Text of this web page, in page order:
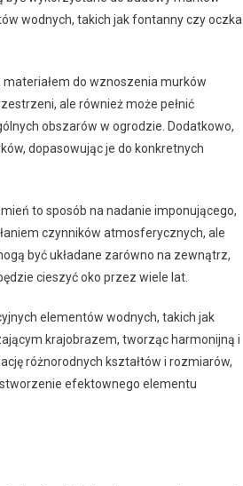
wodnych, takich jak fontanny czy oczka
materiałem do wznoszenia murków
ale również może pełnić
obszarów w ogrodzie. Dodatkowo,
dopasowując je do konkretnych
to sposób na nadanie imponującego,
czynników atmosferycznych, ale
być układane zarówno na zewnątrz,
cieszyć oko przez wiele lat.
elementów wodnych, takich jak
krajobrazem, tworząc harmonijną i
różnorodnych kształtów i rozmiarów,
efektownego elementu